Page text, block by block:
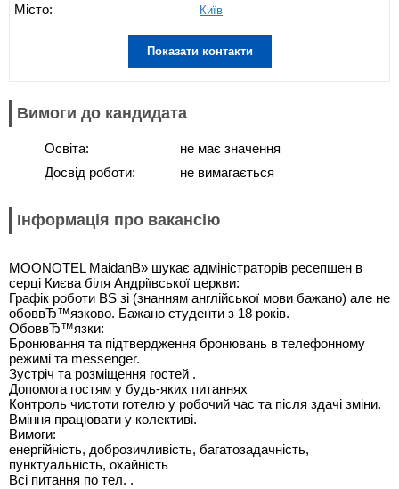
Місто:
Київ
Показати контакти
Вимоги до кандидата
Освіта:
Досвід роботи:
не має значення
не вимагається
Інформація про вакансію
MOONOTEL MaidanВ» шукає адміністраторів ресепшен в
серці Києва біля Андріївської церкви:
Графік роботи ВЅ зі (знанням англійської мови бажано) але не
обоввЂ™язково. Бажано студенти з 18 років.
ОбоввЂ™язки:
Бронювання та підтвердження бронювань в телефонному
режимі та messenger.
Зустріч та розміщення гостей .
Допомога гостям у будь-яких питаннях
Контроль чистоти готелю у робочий час та після здачі зміни.
Вміння працювати у колективі.
Вимоги:
енергійність, доброзичливість, багатозадачність,
пунктуальність, охайність
Всі питання по тел. .